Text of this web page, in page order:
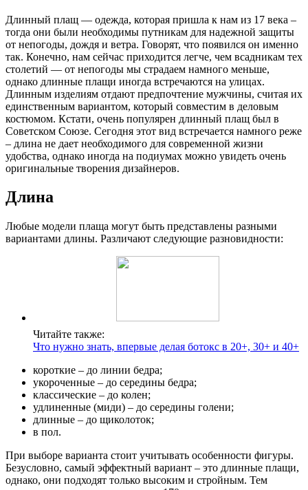
Длинный плащ — одежда, которая пришла к нам из 17 века –
тогда они были необходимы путникам для надежной защиты
от непогоды, дождя и ветра. Говорят, что появился он именно
так. Конечно, нам сейчас приходится легче, чем всадникам тех
столетий — от непогоды мы страдаем намного меньше,
однако длинные плащи иногда встречаются на улицах.
Длинным изделиям отдают предпочтение мужчины, считая их
единственным вариантом, который совместим в деловым
костюмом. Кстати, очень популярен длинный плащ был в
Советском Союзе. Сегодня этот вид встречается намного реже
– длина не дает необходимого для современной жизни
удобства, однако иногда на подиумах можно увидеть очень
оригинальные творения дизайнеров.
Длина
Любые модели плаща могут быть представлены разными
вариантами длины. Различают следующие разновидности:
Читайте также:
Что нужно знать, впервые делая ботокс в 20+, 30+ и 40+
короткие – до линии бедра;
укороченные – до середины бедра;
классические – до колен;
удлиненные (миди) – до середины голени;
длинные – до щиколоток;
в пол.
При выборе варианта стоит учитывать особенности фигуры.
Безусловно, самый эффектный вариант – это длинные плащи,
однако, они подходят только высоким и стройным. Тем